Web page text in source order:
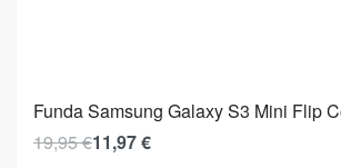
Funda Samsung Galaxy S3 Mini Flip
19,95€11,97€